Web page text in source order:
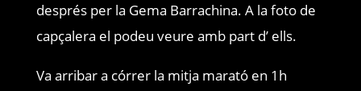
després per la Gema Barrachina. A la foto de
capçalera el podeu veure amb part d’ ells.
Va arribar a córrer la mitja marató en 1h